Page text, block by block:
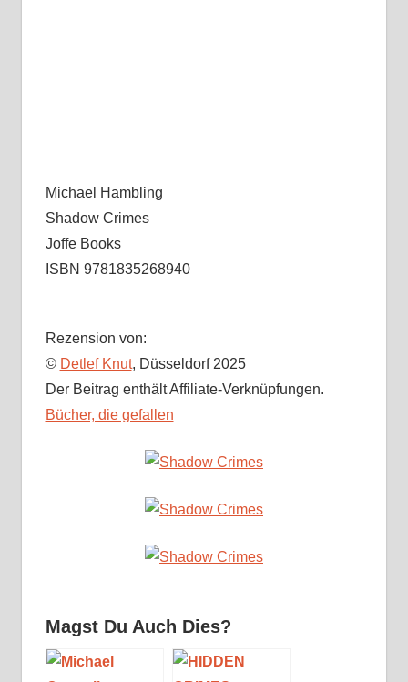
Michael Hambling
Shadow Crimes
Joffe Books
ISBN 9781835268940
Rezension von:
© Detlef Knut, Düsseldorf 2025
Der Beitrag enthält Affiliate-Verknüpfungen.
Bücher, die gefallen
Magst Du Auch Dies?